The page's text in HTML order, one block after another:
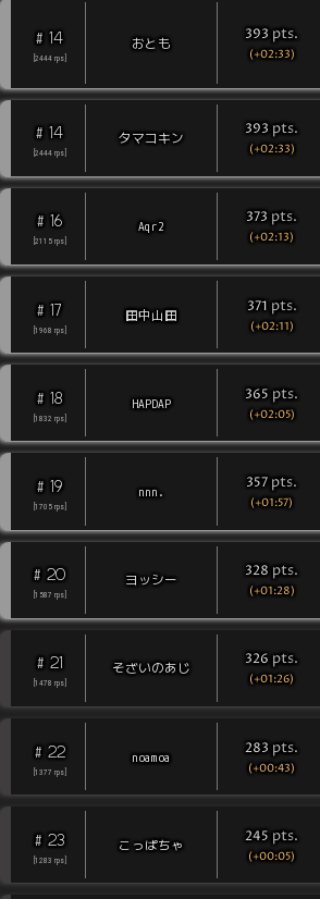
# 14
2444 rps
おとも 393 pts.
(+02:33)
# 14
2444 rps
タマコキン 393 pts.
(+02:33)
# 16
2115 rps
Aqr2 373 pts.
(+02:13)
# 17
1968 rps
田中山田 371 pts.
(+02:11)
# 18
1832 rps
HAPDAP 365 pts.
(+02:05)
# 19
1705 rps
nnn. 357 pts.
(+01:57)
# 20
1587 rps
ヨッシー 328 pts.
(+01:28)
# 21
1478 rps
そざいのあじ 326 pts.
(+01:26)
# 22
1377 rps
noamoa 283 pts.
(+00:43)
# 23
1283 rps
こっぱちゃ 245 pts.
(+00:05)